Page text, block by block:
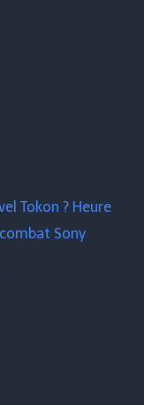
Tokon ? Heure
Sony